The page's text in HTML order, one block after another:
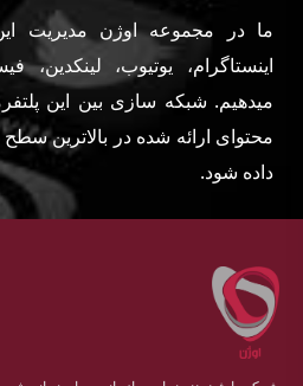
ما در مجموعه اوژن مدیریت
اینستاگرام، یوتیوب، لینکدین،
میدهیم. شبکه سازی بین این
محتوای ارائه شده در بالاترین
داده شود.